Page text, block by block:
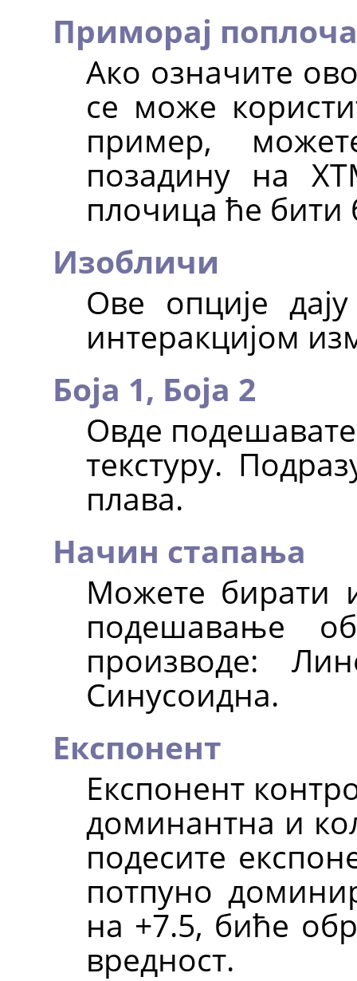
Приморај
Ако означите
се може
пример,
позадину на
плочица ће бити
Изобличи
Ове опције
интеракцијом
Боја 1, Боја 2
Овде
текстуру.
плава.
Начин стапања
Можете бирати
подешавање
производе:
Синусоидна.
Експонент
Експонент
доминантна и
подесите
потпуно
на +7.5, биће
вредност.